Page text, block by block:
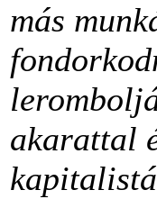
más
akarattal